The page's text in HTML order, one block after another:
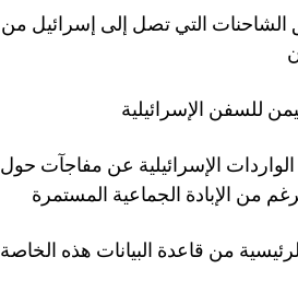
الشاحنات التي تصل إلى إسرائيل من
الإسرائيلية عن مفاجآت حول
من قاعدة البيانات هذه الخاصة